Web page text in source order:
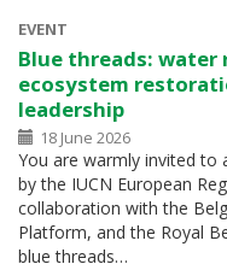
EVENT
Blue threads: water
ecosystem
leadership
18 June 2026
You are warmly invited to
by the IUCN European
collaboration with the
Platform, and the Royal
blue threads…